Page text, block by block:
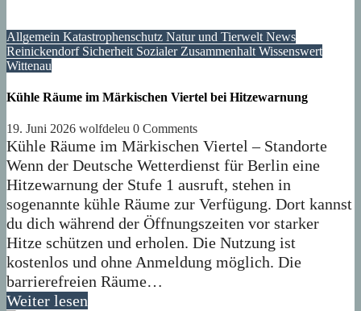
Allgemein Katastrophenschutz Natur und Tierwelt News
Reinickendorf Sicherheit Sozialer Zusammenhalt Wissenswert
Wittenau
Kühle Räume im Märkischen Viertel bei Hitzewarnung
19. Juni 2026 wolfdeleu 0 Comments
Kühle Räume im Märkischen Viertel – Standorte
Wenn der Deutsche Wetterdienst für Berlin eine
Hitzewarnung der Stufe 1 ausruft, stehen in
sogenannte kühle Räume zur Verfügung. Dort kannst
du dich während der Öffnungszeiten vor starker
Hitze schützen und erholen. Die Nutzung ist
kostenlos und ohne Anmeldung möglich. Die
barrierefreien Räume…
Weiter lesen